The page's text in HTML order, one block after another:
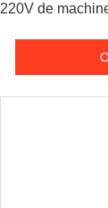
220V de